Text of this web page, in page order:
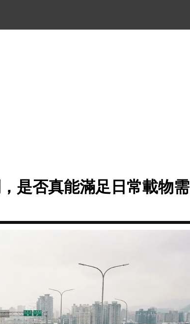
是否真能滿足日常載物需